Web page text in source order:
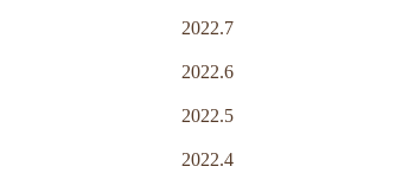
2022.7
2022.6
2022.5
2022.4